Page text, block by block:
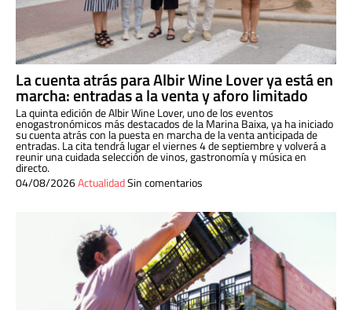
La cuenta atrás para Albir Wine Lover ya está en
marcha: entradas a la venta y aforo limitado
La quinta edición de Albir Wine Lover, uno de los eventos
enogastronómicos más destacados de la Marina Baixa, ya ha iniciado
su cuenta atrás con la puesta en marcha de la venta anticipada de
entradas. La cita tendrá lugar el viernes 4 de septiembre y volverá a
reunir una cuidada selección de vinos, gastronomía y música en
directo.
04/08/2026ActualidadSin comentarios